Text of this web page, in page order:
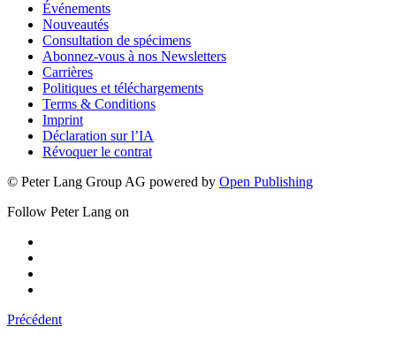
Événements
Nouveautés
Consultation de spécimens
Abonnez-vous à nos Newsletters
Carrières
Politiques et téléchargements
Terms & Conditions
Imprint
Déclaration sur l’IA
Révoquer le contrat
© Peter Lang Group AG powered by Open Publishing
Follow Peter Lang on
Précédent